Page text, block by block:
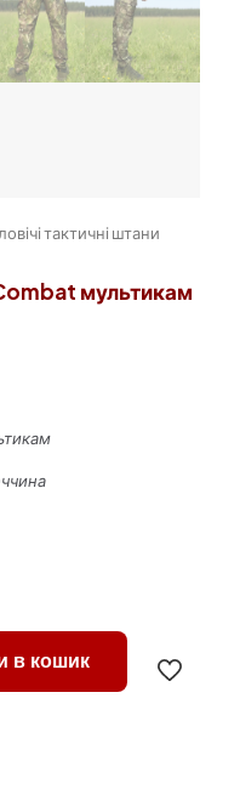
тактичні штани
мультикам
в кошик